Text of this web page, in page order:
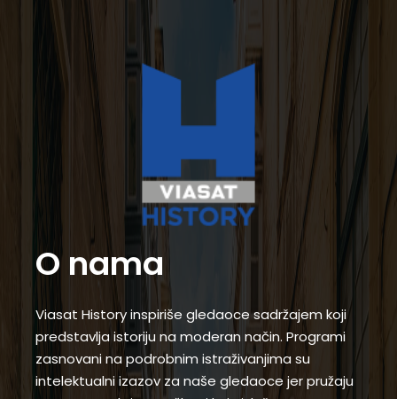
O nama
Viasat History inspiriše gledaoce sadržajem koji
predstavlja istoriju na moderan način. Programi
zasnovani na podrobnim istraživanjima su
intelektualni izazov za naše gledaoce jer pružaju